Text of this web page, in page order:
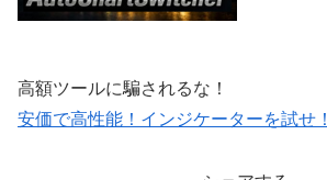
高額ツールに騙されるな！
安価で高性能！インジケーターを試せ！